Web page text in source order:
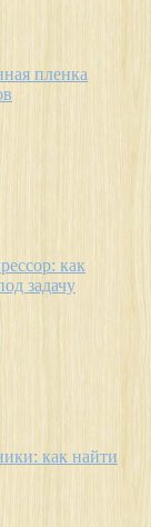
пленка
как
задачу
как найти